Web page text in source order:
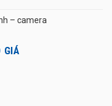
– camera
GIÁ